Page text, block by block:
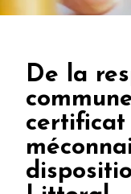
De la
certificat